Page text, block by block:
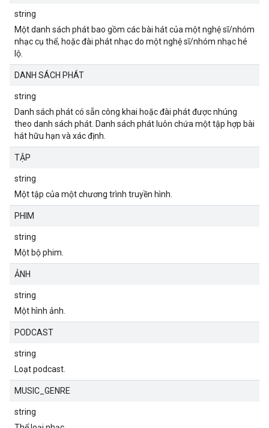
string
Một danh sách phát bao gồm các bài hát của một nghệ sĩ/nhóm
nhạc cụ thể, hoặc đài phát nhạc do một nghệ sĩ/nhóm nhạc hé
lộ.
DANH SÁCH PHÁT
string
Danh sách phát có sẵn công khai hoặc đài phát được nhúng
theo danh sách phát. Danh sách phát luôn chứa một tập hợp bài
hát hữu hạn và xác định.
TẬP
string
Một tập của một chương trình truyền hình.
PHIM
string
Một bộ phim.
ẢNH
string
Một hình ảnh.
PODCAST
string
Loạt podcast.
MUSIC_GENRE
string